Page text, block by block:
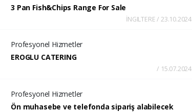
3 Pan Fish&Chips Range For Sale
İNGILTERE / 23.10.2024
Profesyonel Hizmetler
EROGLU CATERING
/ 15.07.2024
Profesyonel Hizmetler
Ön muhasebe ve telefonda sipariş alabilecek